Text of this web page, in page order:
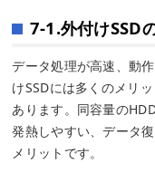
7-1.外付けSSD
データ処理が高速、動
けSSDには多くのメリ
あります。同容量の
発熱しやすい、データ
メリットです。